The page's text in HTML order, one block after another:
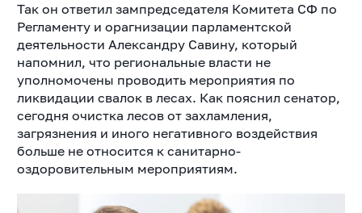
Так он ответил зампредседателя Комитета СФ по
Регламенту и орагнизации парламентской
деятельности Александру Савину, который
напомнил, что региональные власти не
уполномочены проводить мероприятия по
ликвидации свалок в лесах. Как пояснил сенатор,
сегодня очистка лесов от захламления,
загрязнения и иного негативного воздействия
больше не относится к санитарно-
оздоровительным мероприятиям.